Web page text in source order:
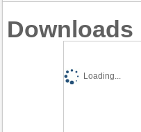
Downloads
Loading...